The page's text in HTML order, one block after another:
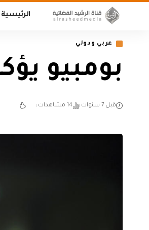
الرئيسية
عربي ودولي
بومبيو
قبل 7 سنوات 14 مشاهدات